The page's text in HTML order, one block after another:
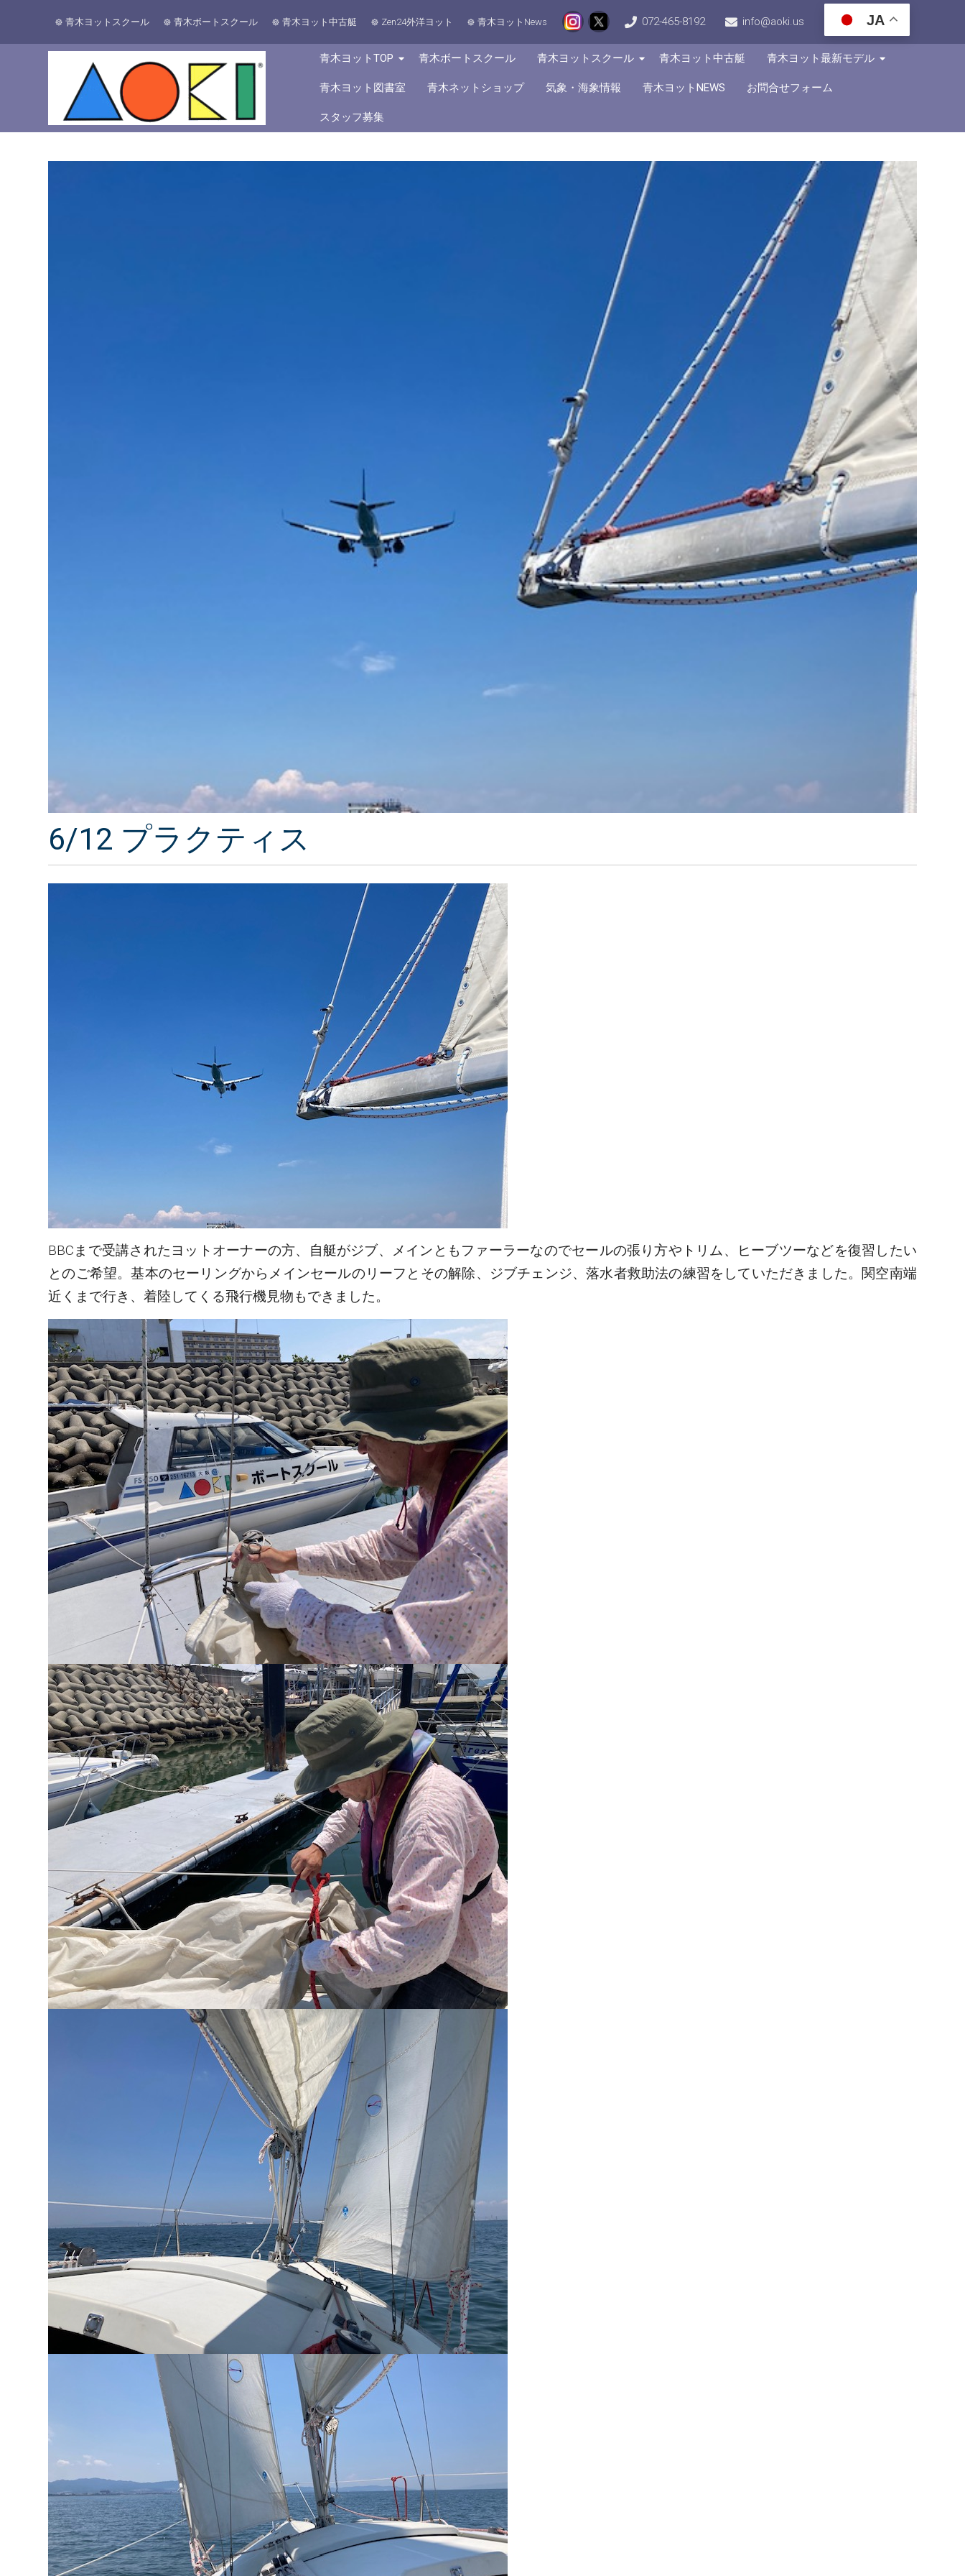
青木ヨットスクール 青木ボートスクール 青木ヨット中古艇 Zen24外洋ヨット 青木ヨットNews 072-465-8192 info@aoki.us JA
青木ヨットTOP 青木ボートスクール 青木ヨットスクール 青木ヨット中古艇 青木ヨット最新モデル
青木ヨット図書室 青木ネットショップ 気象・海象情報 青木ヨットNEWS お問合せフォーム
スタッフ募集
6/12 プラクティス
BBCまで受講されたヨットオーナーの方、自艇がジブ、メインともファーラーなのでセールの張り方やトリム、ヒーブツーなどを復習したい
とのご希望。基本のセーリングからメインセールのリーフとその解除、ジブチェンジ、落水者救助法の練習をしていただきました。関空南端
近くまで行き、着陸してくる飛行機見物もできました。